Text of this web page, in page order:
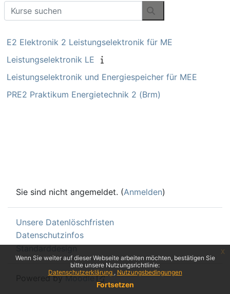
Wenn Sie weiter auf dieser Webseite arbeiten möchten, bestätigen Sie
bitte unsere Nutzungsrichtlinie:
Datenschutzerklärung
Nutzungsbedingungen
Fortsetzen
x
Kurse suchen
Kurse suchen
E2 Elektronik 2 Leistungselektronik für ME
Leistungselektronik LE
Leistungselektronik und Energiespeicher für MEE
PRE2 Praktikum Energietechnik 2 (Brm)
Sie sind nicht angemeldet. (Anmelden)
Unsere Datenlöschfristen
Datenschutzinfos
Standarddesign
Powered byMoodle